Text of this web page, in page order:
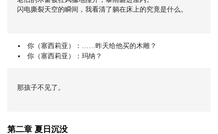
闪电撕裂天空的瞬间，我看清了躺在床上的究竟是什么。
你（塞西莉亚）：……昨天给他买的木雕？
你（塞西莉亚）：玛纳？
那孩子不见了。
第二章 夏日沉没